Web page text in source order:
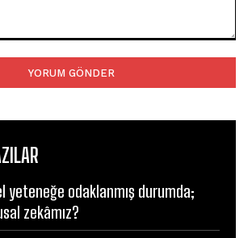
yeteneğe odaklanmış durumda;
zekâmız?